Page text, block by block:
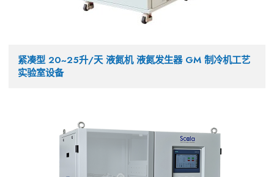
紧凑型 20~25升/天 液氮机 液氮发生器 GM 制冷机工艺
实验室设备